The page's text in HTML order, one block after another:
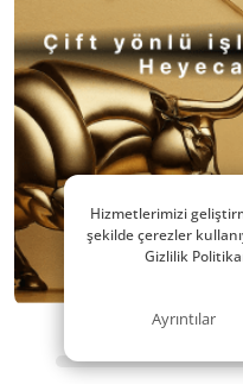
Hizmetlerimizi
şekilde çerezler
Gizlilik
Ayrıntılar